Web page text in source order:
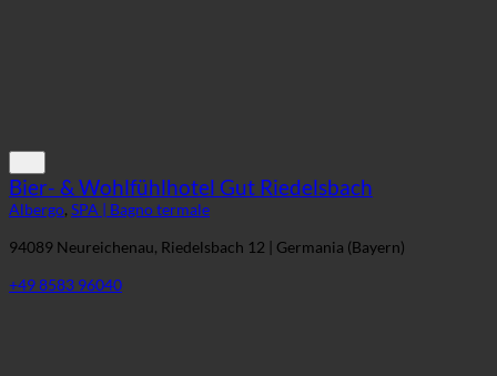
Bier- & Wohlfühlhotel Gut Riedelsbach
Albergo, SPA | Bagno termale
94089 Neureichenau, Riedelsbach 12 | Germania (Bayern)
+49 8583 96040